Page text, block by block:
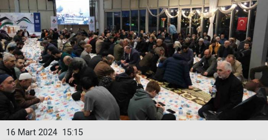
15:15
16 Mart 2024